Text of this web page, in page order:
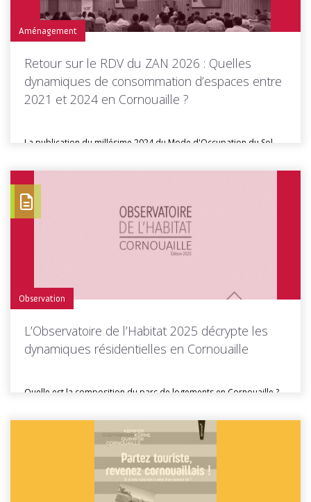
Aménagement
Retour sur le RDV du ZAN 2026 : Quelles
dynamiques de consommation d’espaces entre
2021 et 2024 en Cornouaille ?
La publication du millésime 2024 du Mode d'Occupation du Sol
Toutes les actus de cette rubrique
Observation
L’Observatoire de l’Habitat 2025 décrypte les
dynamiques résidentielles en Cornouaille
Quelle est la composition du parc de logements en Cornouaille ?
Toutes les actus de cette rubrique